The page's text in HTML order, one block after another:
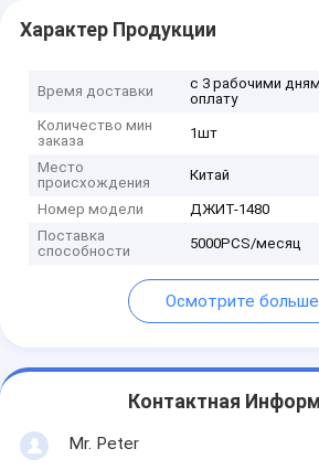
Характер Продукции
Время доставки
с 3 рабочими
оплату
Количество мин
заказа
1шт
Место
происхождения
Китай
Номер модели
ДЖИТ-1480
Поставка
способности
5000PCS/месяц
Осмотрите больше
Контактная
Mr. Peter